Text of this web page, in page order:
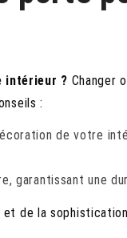
intérieur ? Changer
:
de votre
garantissant une
de la